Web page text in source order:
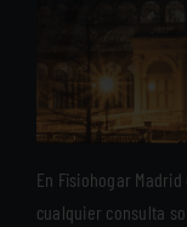
En Fisiohogar
cualquier consulta